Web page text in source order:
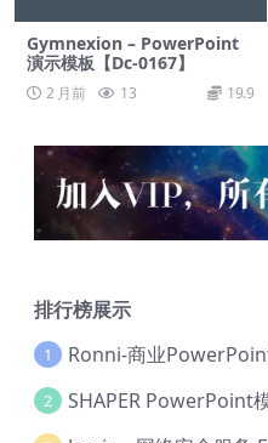
Gymnexion – PowerPoint
演示模板【Dc-0167】
2 月前 13 19.9
排行榜展示
1 Ronni-商业
2 SHAPER PowerPoint